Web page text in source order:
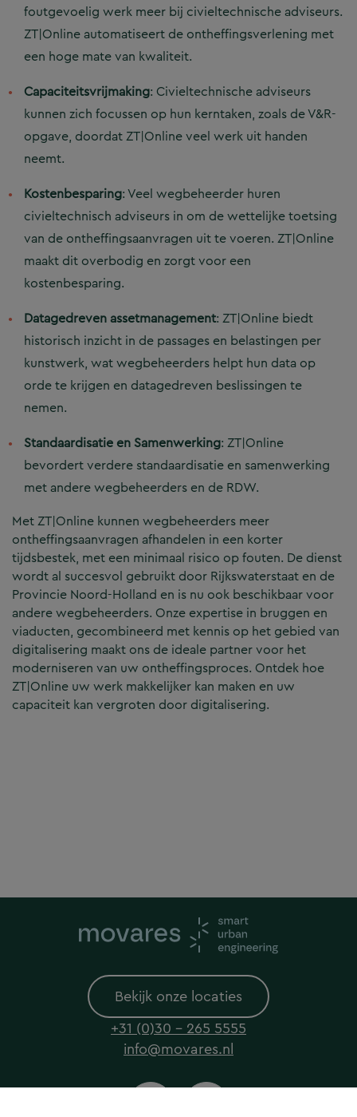
foutgevoelig werk meer bij civieltechnische adviseurs.
ZT|Online automatiseert de ontheffingsverlening met
een hoge mate van kwaliteit.
Capaciteitsvrijmaking: Civieltechnische adviseurs
kunnen zich focussen op hun kerntaken, zoals de V&R-
opgave, doordat ZT|Online veel werk uit handen
neemt.
Kostenbesparing: Veel wegbeheerder huren
civieltechnisch adviseurs in om de wettelijke toetsing
van de ontheffingsaanvragen uit te voeren. ZT|Online
maakt dit overbodig en zorgt voor een
kostenbesparing.
Datagedreven assetmanagement: ZT|Online biedt
historisch inzicht in de passages en belastingen per
kunstwerk, wat wegbeheerders helpt hun data op
orde te krijgen en datagedreven beslissingen te
nemen.
Standaardisatie en Samenwerking: ZT|Online
bevordert verdere standaardisatie en samenwerking
met andere wegbeheerders en de RDW.
Met ZT|Online kunnen wegbeheerders meer
ontheffingsaanvragen afhandelen in een korter
tijdsbestek, met een minimaal risico op fouten. De dienst
wordt al succesvol gebruikt door Rijkswaterstaat en de
Provincie Noord-Holland en is nu ook beschikbaar voor
andere wegbeheerders. Onze expertise in bruggen en
viaducten, gecombineerd met kennis op het gebied van
digitalisering maakt ons de ideale partner voor het
moderniseren van uw ontheffingsproces. Ontdek hoe
ZT|Online uw werk makkelijker kan maken en uw
capaciteit kan vergroten door digitalisering.
Bekijk onze locaties
+31 (0)30 - 265 5555
info@movares.nl